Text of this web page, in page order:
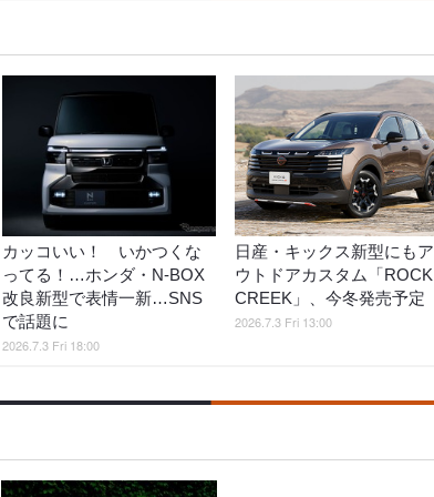
カッコいい！ いかつくな
ってる！…ホンダ・N-BOX
改良新型で表情一新…SNS
で話題に
2026.7.3 Fri 18:00
日産・キックス新型にもア
ウトドアカスタム「ROCK
CREEK」、今冬発売予定
2026.7.3 Fri 13:00